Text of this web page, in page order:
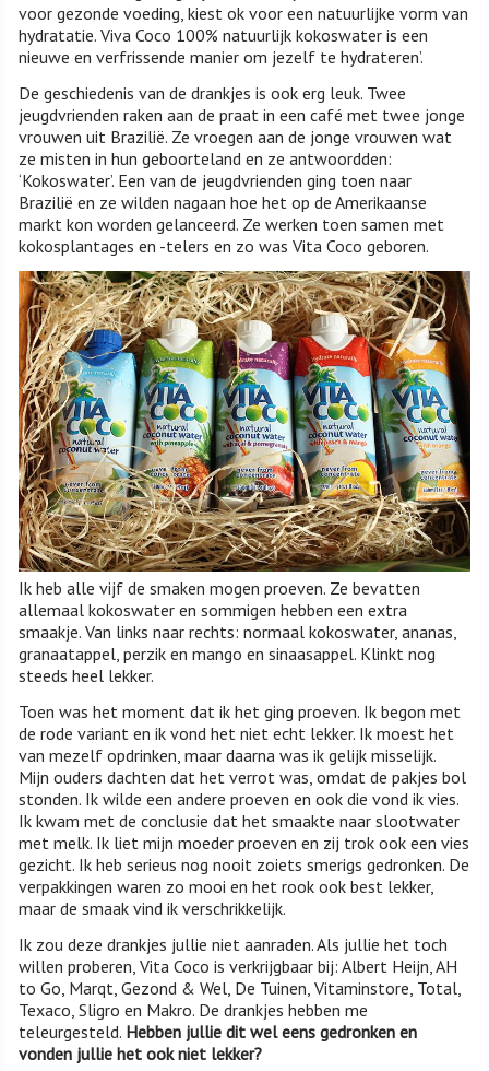
voor gezonde voeding, kiest ok voor een natuurlijke vorm van
hydratatie. Viva Coco 100% natuurlijk kokoswater is een
nieuwe en verfrissende manier om jezelf te hydrateren’.
De geschiedenis van de drankjes is ook erg leuk. Twee
jeugdvrienden raken aan de praat in een café met twee jonge
vrouwen uit Brazilië. Ze vroegen aan de jonge vrouwen wat
ze misten in hun geboorteland en ze antwoordden:
‘Kokoswater’. Een van de jeugdvrienden ging toen naar
Brazilië en ze wilden nagaan hoe het op de Amerikaanse
markt kon worden gelanceerd. Ze werken toen samen met
kokosplantages en -telers en zo was Vita Coco geboren.
Ik heb alle vijf de smaken mogen proeven. Ze bevatten
allemaal kokoswater en sommigen hebben een extra
smaakje. Van links naar rechts: normaal kokoswater, ananas,
granaatappel, perzik en mango en sinaasappel. Klinkt nog
steeds heel lekker.
Toen was het moment dat ik het ging proeven. Ik begon met
de rode variant en ik vond het niet echt lekker. Ik moest het
van mezelf opdrinken, maar daarna was ik gelijk misselijk.
Mijn ouders dachten dat het verrot was, omdat de pakjes bol
stonden. Ik wilde een andere proeven en ook die vond ik vies.
Ik kwam met de conclusie dat het smaakte naar slootwater
met melk. Ik liet mijn moeder proeven en zij trok ook een vies
gezicht. Ik heb serieus nog nooit zoiets smerigs gedronken. De
verpakkingen waren zo mooi en het rook ook best lekker,
maar de smaak vind ik verschrikkelijk.
Ik zou deze drankjes jullie niet aanraden. Als jullie het toch
willen proberen, Vita Coco is verkrijgbaar bij: Albert Heijn, AH
to Go, Marqt, Gezond & Wel, De Tuinen, Vitaminstore, Total,
Texaco, Sligro en Makro. De drankjes hebben me
teleurgesteld. Hebben jullie dit wel eens gedronken en
vonden jullie het ook niet lekker?